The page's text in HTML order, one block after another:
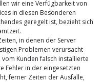
wir eine Verfügbarkeit von
in diesen Besonderen
geregelt ist, bezieht sich
in denen der Server
Problemen verursacht
Kunden falsch installierte
Fehler in der eingesetzten
ferner Zeiten der Ausfälle,